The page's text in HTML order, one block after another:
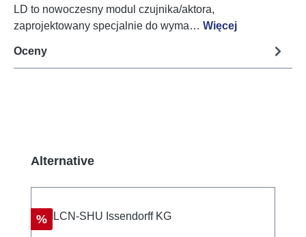
LD to nowoczesny modul czujnika/aktora,
zaprojektowany specjalnie do wyma… Więcej
Oceny
Pomiń galerię produktów
Alternative
Rabat
%